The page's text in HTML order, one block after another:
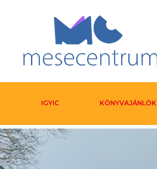
IGYIC KÖNYVAJÁNLÓK